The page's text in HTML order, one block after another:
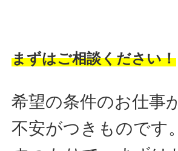
まずはご相談ください！
希望の条件のお仕事
不安がつきものです